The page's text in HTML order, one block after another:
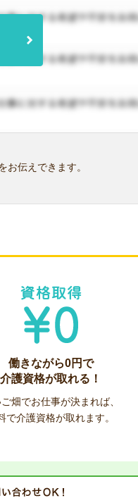
伝えできます。
働きながら0円で
介護資格が取れる！
畑でお仕事が決まれば、
で介護資格が取れます。